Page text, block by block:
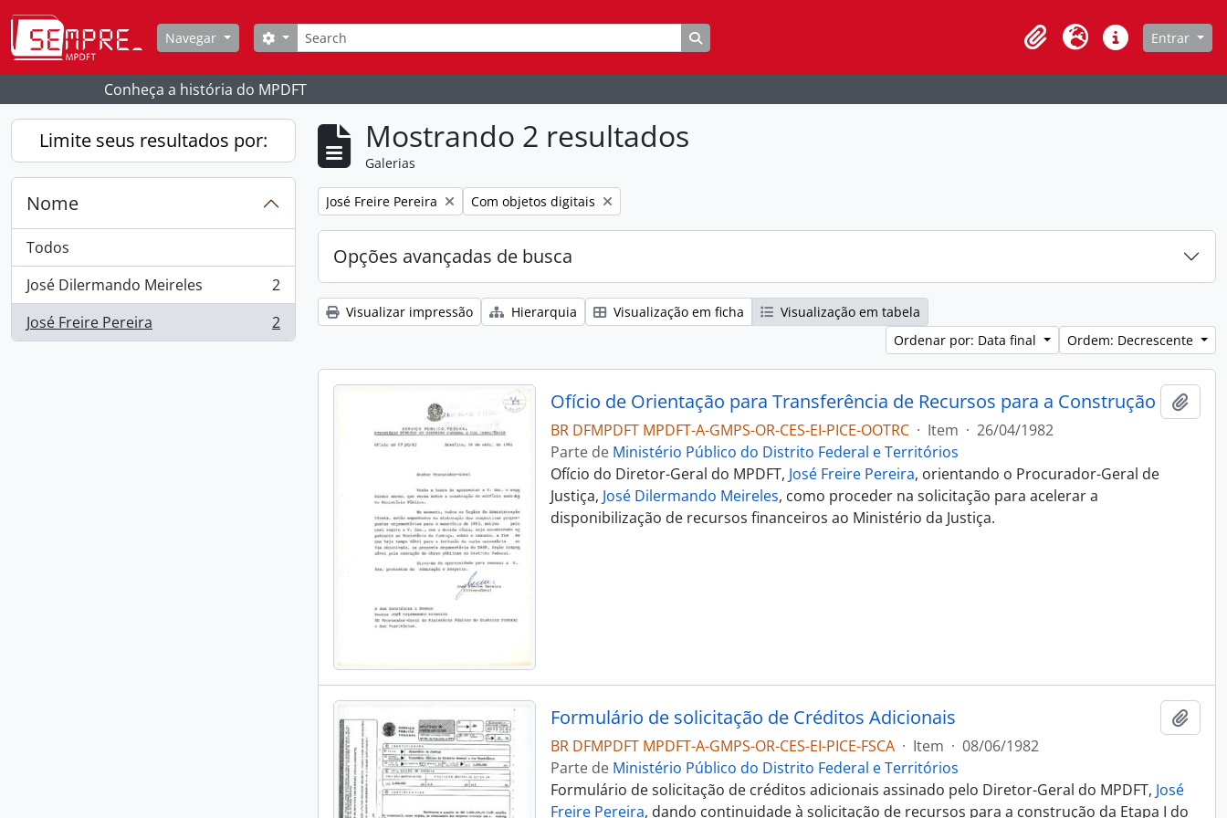
Skip to main content
Navegar
Buscar
Opções de busca
Clipboard
Idioma Atalhos Entrar
Conheça a história do MPDFT
Limite seus resultados por:
Nome
Todos
José Dilermando Meireles
, 2 resultados
2
José Freire Pereira
, 2 resultados 2
Mostrando 2 resultados
Galerias
Remover filtro:
José Freire Pereira Remover filtro:
Com objetos digitais
Opções avançadas de busca
Visualizar impressão Hierarquia Visualização em ficha
Visualização em tabela
Ordenar por: Data final
Ordem: Decrescente
Ofício de Orientação para Transferência de Recursos para a Construção
BR DFMPDFT MPDFT-A-GMPS-OR-CES-EI-PICE-OOTRC · Item · 26/04/1982
Parte de Ministério Público do Distrito Federal e Territórios
Ofício do Diretor-Geral do MPDFT, José Freire Pereira, orientando o Procurador-Geral de
Justiça, José Dilermando Meireles, como proceder na solicitação para acelerar a
disponibilização de recursos financeiros ao Ministério da Justiça.
Formulário de solicitação de Créditos Adicionais
BR DFMPDFT MPDFT-A-GMPS-OR-CES-EI-PICE-FSCA · Item · 08/06/1982
Parte de Ministério Público do Distrito Federal e Territórios
Formulário de solicitação de créditos adicionais assinado pelo Diretor-Geral do MPDFT, José
Freire Pereira, dando continuidade à solicitação de recursos para a construção da Etapa I do